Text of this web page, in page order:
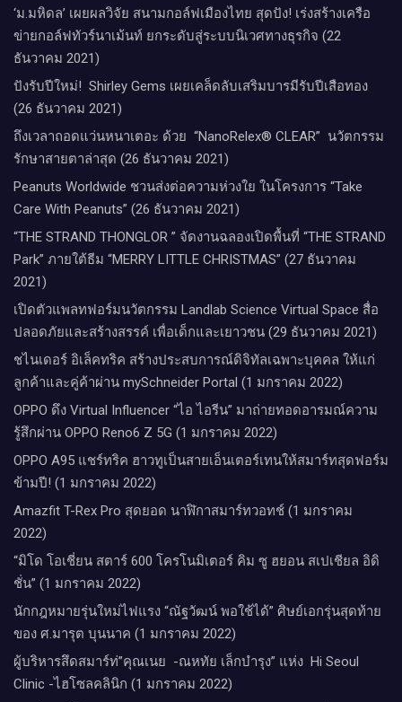
‘ม.มหิดล’ เผยผลวิจัย สนามกอล์ฟเมืองไทย สุดปัง! เร่งสร้างเครือ
ข่ายกอล์ฟทัวร์นาเม้นท์ ยกระดับสู่ระบบนิเวศทางธุรกิจ (22
ธันวาคม 2021)
ปังรับปีใหม่​! ​ Shirley Gems เผยเคล็ดลับ​เสริมบารมีรับปีเสือทอง
(26 ธันวาคม 2021)
ถึงเวลาถอดแว่นหนาเตอะ ด้วย “NanoRelex® CLEAR” นวัตกรรม
รักษาสายตาล่าสุด (26 ธันวาคม 2021)
Peanuts Worldwide ชวนส่งต่อความห่วงใย​ ​ในโครงการ “Take
Care With Peanuts” (26 ธันวาคม 2021)
“THE STRAND THONGLOR ” จัดงานฉลองเปิดพื้นที่ “THE STRAND
Park” ภายใต้ธีม “MERRY LITTLE CHRISTMAS” (27 ธันวาคม
2021)
เปิดตัวแพลทฟอร์มนวัตกรรม Landlab Science Virtual Space สื่อ
ปลอดภัยและสร้างสรรค์ เพื่อเด็กและเยาวชน (29 ธันวาคม 2021)
ชไนเดอร์ อิเล็คทริค สร้างประสบการณ์ดิจิทัลเฉพาะบุคคล ให้แก่
ลูกค้าและคู่ค้าผ่าน mySchneider Portal (1 มกราคม 2022)
OPPO ดึง Virtual Influencer “ไอ ไอรีน” มาถ่ายทอดอารมณ์ความ
รู้สึกผ่าน OPPO Reno6 Z 5G (1 มกราคม 2022)
OPPO A95 แชร์ทริค ฮาวทูเป็นสายเอ็นเตอร์เทนให้สมาร์ทสุดฟอร์ม
ข้ามปี! (1 มกราคม 2022)
Amazfit T-Rex Pro สุดยอด นาฬิกาสมาร์ทวอทช์ (1 มกราคม
2022)
“มิโด โอเชี่ยน สตาร์ 600 โครโนมิเตอร์ คิม ซู ฮยอน สเปเชียล อิดิ
ชั่น” (1 มกราคม 2022)
นักกฎหมายรุ่นใหม่ไฟแรง “ณัฐวัฒน์ พอใช้ได้” ศิษย์เอกรุ่นสุดท้าย
ของ ศ.มารุต บุนนาค (1 มกราคม 2022)
ผู้บริหารสึดสมาร์ท่”คุณเนย -ณหทัย เล็กบำรุง” แห่ง Hi Seoul
Clinic -ไฮโซลคลินิก (1 มกราคม 2022)